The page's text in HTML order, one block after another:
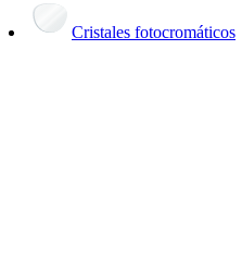
Cristales fotocromáticos